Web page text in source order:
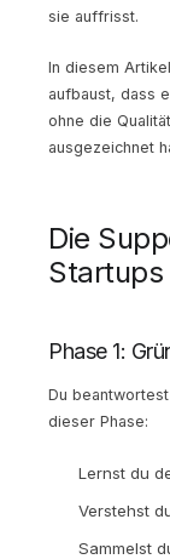
sie auffrisst.
In diesem
aufbaust, dass
ohne die
ausgezeichnet
Die
Startups
Phase 1:
Du
dieser Phase:
Lernst du
Verstehst
Sammelst